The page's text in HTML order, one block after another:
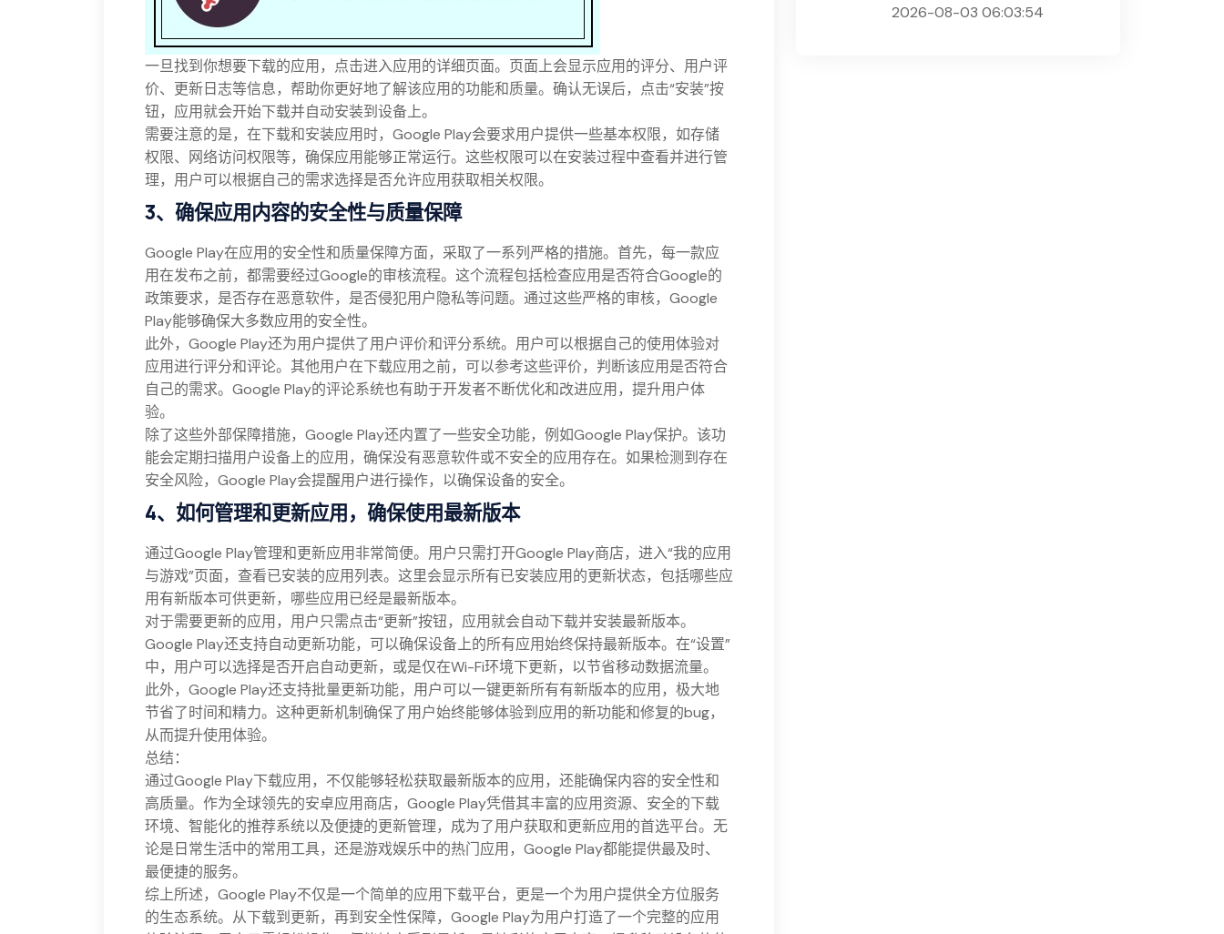
一旦找到你想要下载的应用，点击进入应用的详细页面。页面上会显示应用的评分、用户评
价、更新日志等信息，帮助你更好地了解该应用的功能和质量。确认无误后，点击“安装”按
钮，应用就会开始下载并自动安装到设备上。
需要注意的是，在下载和安装应用时，Google Play会要求用户提供一些基本权限，如存储
权限、网络访问权限等，确保应用能够正常运行。这些权限可以在安装过程中查看并进行管
理，用户可以根据自己的需求选择是否允许应用获取相关权限。
3、确保应用内容的安全性与质量保障
Google Play在应用的安全性和质量保障方面，采取了一系列严格的措施。首先，每一款应
用在发布之前，都需要经过Google的审核流程。这个流程包括检查应用是否符合Google的
政策要求，是否存在恶意软件，是否侵犯用户隐私等问题。通过这些严格的审核，Google
Play能够确保大多数应用的安全性。
此外，Google Play还为用户提供了用户评价和评分系统。用户可以根据自己的使用体验对
应用进行评分和评论。其他用户在下载应用之前，可以参考这些评价，判断该应用是否符合
自己的需求。Google Play的评论系统也有助于开发者不断优化和改进应用，提升用户体
验。
除了这些外部保障措施，Google Play还内置了一些安全功能，例如Google Play保护。该功
能会定期扫描用户设备上的应用，确保没有恶意软件或不安全的应用存在。如果检测到存在
安全风险，Google Play会提醒用户进行操作，以确保设备的安全。
4、如何管理和更新应用，确保使用最新版本
通过Google Play管理和更新应用非常简便。用户只需打开Google Play商店，进入“我的应用
与游戏”页面，查看已安装的应用列表。这里会显示所有已安装应用的更新状态，包括哪些应
用有新版本可供更新，哪些应用已经是最新版本。
对于需要更新的应用，用户只需点击“更新”按钮，应用就会自动下载并安装最新版本。
Google Play还支持自动更新功能，可以确保设备上的所有应用始终保持最新版本。在“设置”
中，用户可以选择是否开启自动更新，或是仅在Wi-Fi环境下更新，以节省移动数据流量。
此外，Google Play还支持批量更新功能，用户可以一键更新所有有新版本的应用，极大地
节省了时间和精力。这种更新机制确保了用户始终能够体验到应用的新功能和修复的bug，
从而提升使用体验。
总结：
通过Google Play下载应用，不仅能够轻松获取最新版本的应用，还能确保内容的安全性和
高质量。作为全球领先的安卓应用商店，Google Play凭借其丰富的应用资源、安全的下载
环境、智能化的推荐系统以及便捷的更新管理，成为了用户获取和更新应用的首选平台。无
论是日常生活中的常用工具，还是游戏娱乐中的热门应用，Google Play都能提供最及时、
最便捷的服务。
综上所述，Google Play不仅是一个简单的应用下载平台，更是一个为用户提供全方位服务
的生态系统。从下载到更新，再到安全性保障，Google Play为用户打造了一个完整的应用
2026-08-03 06:03:54